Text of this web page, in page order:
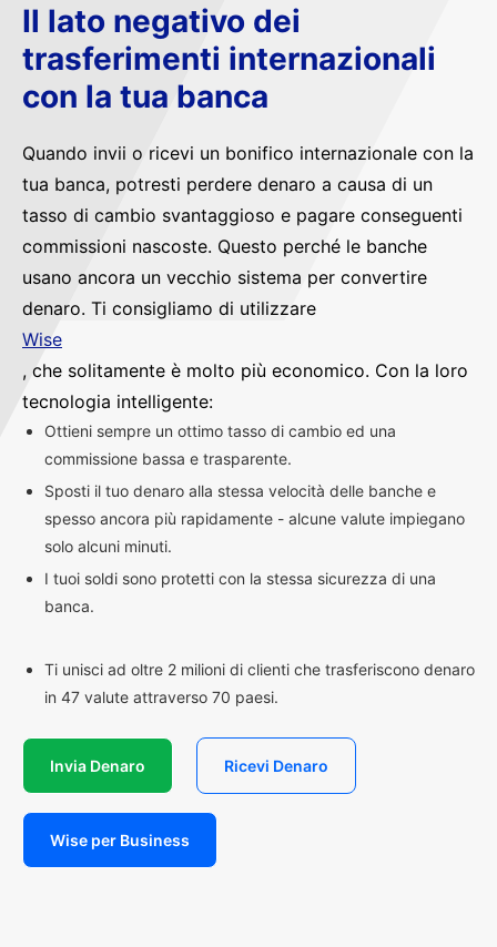
Il lato negativo dei
trasferimenti internazionali
con la tua banca
Quando invii o ricevi un bonifico internazionale con la
tua banca, potresti perdere denaro a causa di un
tasso di cambio svantaggioso e pagare conseguenti
commissioni nascoste. Questo perché le banche
usano ancora un vecchio sistema per convertire
denaro. Ti consigliamo di utilizzare
Wise
, che solitamente è molto più economico. Con la loro
tecnologia intelligente:
Ottieni sempre un ottimo tasso di cambio ed una
commissione bassa e trasparente.
Sposti il tuo denaro alla stessa velocità delle banche e
spesso ancora più rapidamente - alcune valute impiegano
solo alcuni minuti.
I tuoi soldi sono protetti con la stessa sicurezza di una
banca.
Ti unisci ad oltre 2 milioni di clienti che trasferiscono denaro
in 47 valute attraverso 70 paesi.
Invia Denaro Ricevi Denaro
Wise per Business